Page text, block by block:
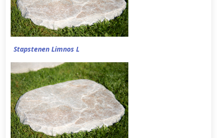
Stapstenen Limnos L